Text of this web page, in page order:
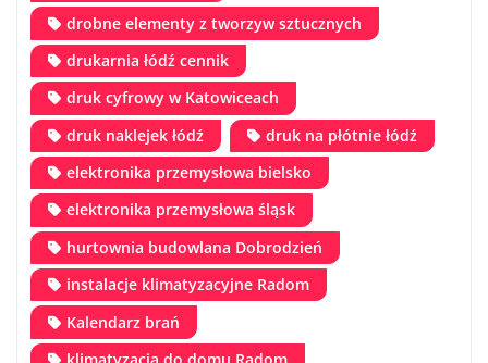
drobne elementy z tworzyw sztucznych
drukarnia łódź cennik
druk cyfrowy w Katowiceach
druk naklejek łódź
druk na płótnie łódź
elektronika przemysłowa bielsko
elektronika przemysłowa śląsk
hurtownia budowlana Dobrodzień
instalacje klimatyzacyjne Radom
Kalendarz brań